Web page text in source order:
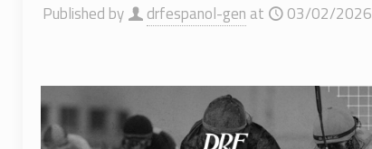
Published by drfespanol-gen at 03/02/2026